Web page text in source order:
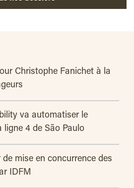
Christophe Fanichet à la
va automatiser le
ligne 4 de São Paulo
de mise en concurrence des
IDFM